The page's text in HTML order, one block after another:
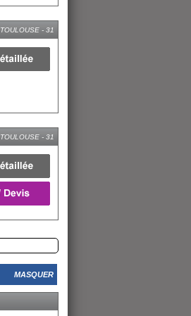
TOULOUSE - 31
TOULOUSE - 31
MASQUER